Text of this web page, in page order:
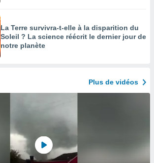
La Terre survivra-t-elle à la disparition du
Soleil ? La science réécrit le dernier jour de
notre planète
Plus de vidéos